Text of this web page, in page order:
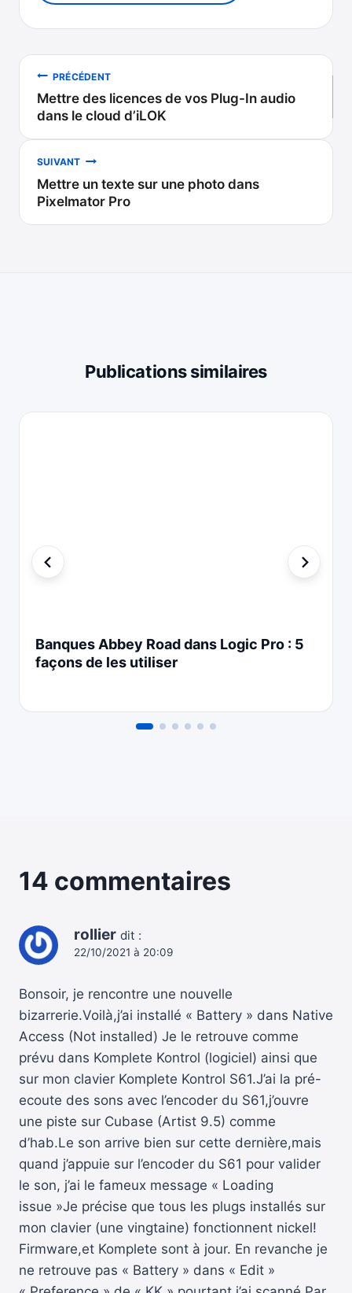
Navigation
de
l’article
PRÉCÉDENT
Mettre des licences de vos Plug-In audio
dans le cloud d’iLOK
SUIVANT
Mettre un texte sur une photo dans
Pixelmator Pro
Publications similaires
Banques Abbey Road dans Logic Pro : 5
façons de les utiliser
14 commentaires
rollier dit :
22/10/2021 à 20:09
Bonsoir, je rencontre une nouvelle
bizarrerie.Voilà,j’ai installé « Battery » dans Native
Access (Not installed) Je le retrouve comme
prévu dans Komplete Kontrol (logiciel) ainsi que
sur mon clavier Komplete Kontrol S61.J’ai la pré-
ecoute des sons avec l’encoder du S61,j’ouvre
une piste sur Cubase (Artist 9.5) comme
d’hab.Le son arrive bien sur cette dernière,mais
quand j’appuie sur l’encoder du S61 pour valider
le son, j’ai le fameux message « Loading
issue »Je précise que tous les plugs installés sur
mon clavier (une vingtaine) fonctionnent nickel!
Firmware,et Komplete sont à jour. En revanche je
ne retrouve pas « Battery » dans « Edit »